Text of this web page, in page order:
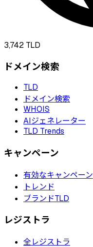
3,742 TLD
ドメイン検索
TLD
ドメイン検索
WHOIS
AIジェネレーター
TLD Trends
キャンペーン
有効なキャンペーン
トレンド
ブランドTLD
レジストラ
全レジストラ